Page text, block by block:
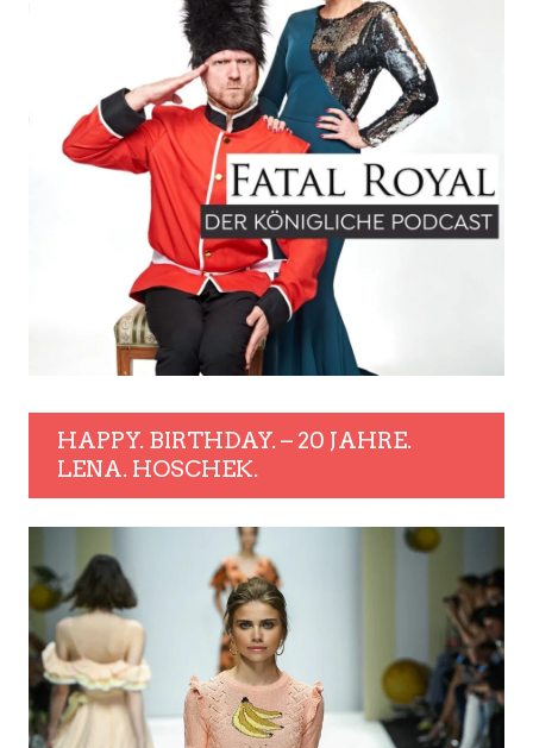
HAPPY. BIRTHDAY. – 20 JAHRE.
LENA. HOSCHEK.